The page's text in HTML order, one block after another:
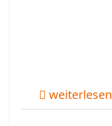
weiterlesen